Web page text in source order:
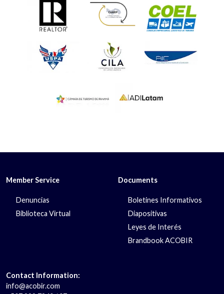
Member Service
Denuncias
Biblioteca Virtual
Documents
Boletines Informativos
Diapositivas
Leyes de Interés
Brandbook ACOBIR
Contact Information:
info@acobir.com